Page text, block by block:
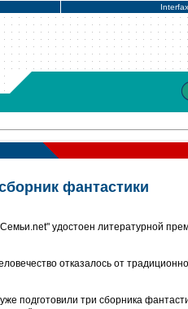
фантастики
удостоен литературной
отказалось от
подготовили три сборника